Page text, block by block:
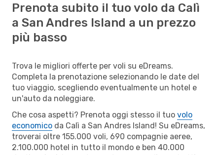
Prenota subito il tuo volo da Calì
a San Andres Island a un prezzo
più basso
Trova le migliori offerte per voli su eDreams.
Completa la prenotazione selezionando le date del
tuo viaggio, scegliendo eventualmente un hotel e
un'auto da noleggiare.
Che cosa aspetti? Prenota oggi stesso il tuo volo
economico da Calì a San Andres Island! Su eDreams,
troverai oltre 155.000 voli, 690 compagnie aeree,
2.100.000 hotel in tutto il mondo e ben 40.000